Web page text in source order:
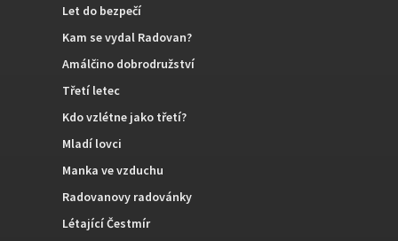
Let do bezpečí
Kam se vydal Radovan?
Amálčino dobrodružství
Třetí letec
Kdo vzlétne jako třetí?
Mladí lovci
Manka ve vzduchu
Radovanovy radovánky
Létající Čestmír